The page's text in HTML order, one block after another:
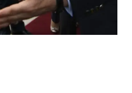
DE LA RESISTANCE